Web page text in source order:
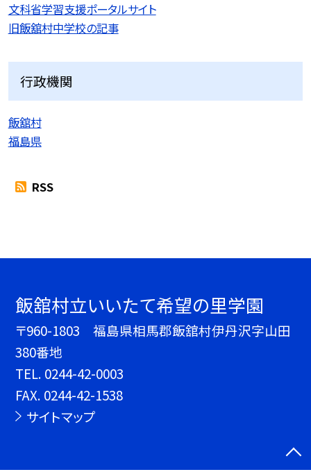
文科省学習支援ポータルサイト
旧飯舘村中学校の記事
行政機関
飯舘村
福島県
RSS
飯舘村立いいたて希望の里学園
〒960-1803 福島県相馬郡飯舘村伊丹沢字山田
380番地
TEL. 0244-42-0003
FAX. 0244-42-1538
サイトマップ